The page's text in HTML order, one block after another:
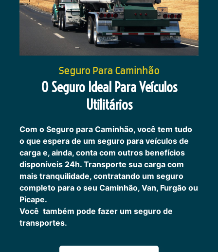
Seguro Para Caminhão
O Seguro Ideal Para Veículos
Utilitários
Com o Seguro para Caminhão, você tem tudo
o que espera de um seguro para veículos de
carga e, ainda, conta com outros benefícios
disponíveis 24h. Transporte sua carga com
mais tranquilidade, contratando um seguro
completo para o seu Caminhão, Van, Furgão ou
Picape.
Você também pode fazer um seguro de
transportes.